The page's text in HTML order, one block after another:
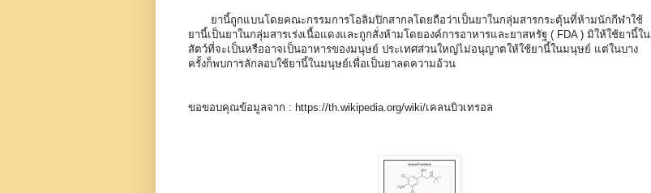
ยานี้ถูกแบนโดยคณะกรรมการโอลิมปิกสากลโดยถือว่าเป็นยาในกลุ่มสารกระตุ้นที่ห้ามนักกีฬาใช้
ยานี้เป็นยาในกลุ่มสารเร่งเนื้อแดงและถูกสั่งห้ามโดยองค์การอาหารและยาสหรัฐ ( FDA ) มิให้ใช้ยานี้ใน
สัตว์ที่จะเป็นหรืออาจเป็นอาหารของมนุษย์ ประเทศส่วนใหญ่ไม่อนุญาตให้ใช้ยานี้ในมนุษย์ แต่ในบาง
ครั้งก็พบการลักลอบใช้ยานี้ในมนุษย์เพื่อเป็นยาลดความอ้วน
ขอขอบคุณข้อมูลจาก : https://th.wikipedia.org/wiki/เคลนบิวเทรอล